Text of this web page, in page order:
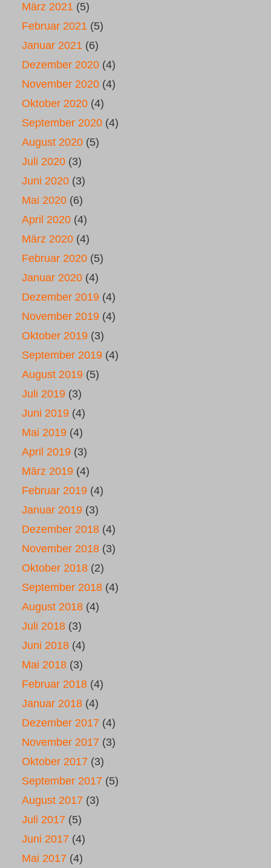
März 2021 (5)
Februar 2021 (5)
Januar 2021 (6)
Dezember 2020 (4)
November 2020 (4)
Oktober 2020 (4)
September 2020 (4)
August 2020 (5)
Juli 2020 (3)
Juni 2020 (3)
Mai 2020 (6)
April 2020 (4)
März 2020 (4)
Februar 2020 (5)
Januar 2020 (4)
Dezember 2019 (4)
November 2019 (4)
Oktober 2019 (3)
September 2019 (4)
August 2019 (5)
Juli 2019 (3)
Juni 2019 (4)
Mai 2019 (4)
April 2019 (3)
März 2019 (4)
Februar 2019 (4)
Januar 2019 (3)
Dezember 2018 (4)
November 2018 (3)
Oktober 2018 (2)
September 2018 (4)
August 2018 (4)
Juli 2018 (3)
Juni 2018 (4)
Mai 2018 (3)
Februar 2018 (4)
Januar 2018 (4)
Dezember 2017 (4)
November 2017 (3)
Oktober 2017 (3)
September 2017 (5)
August 2017 (3)
Juli 2017 (5)
Juni 2017 (4)
Mai 2017 (4)